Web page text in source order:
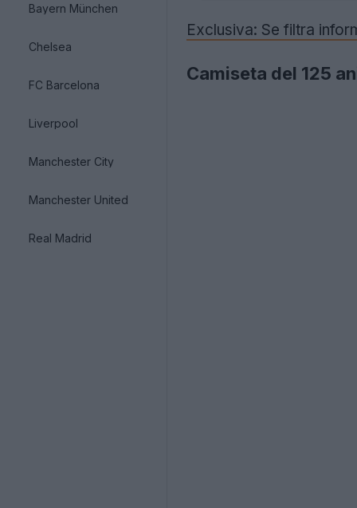
Bayern München
Chelsea
FC Barcelona
Liverpool
Manchester City
Manchester United
Real Madrid
Exclusiva: Se filtra
Camiseta del 125